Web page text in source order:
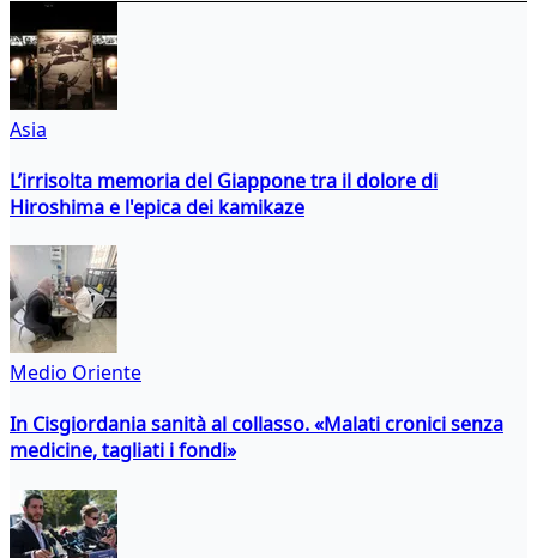
Asia
L’irrisolta memoria del Giappone tra il dolore di
Hiroshima e l'epica dei kamikaze
Medio Oriente
In Cisgiordania sanità al collasso. «Malati cronici senza
medicine, tagliati i fondi»